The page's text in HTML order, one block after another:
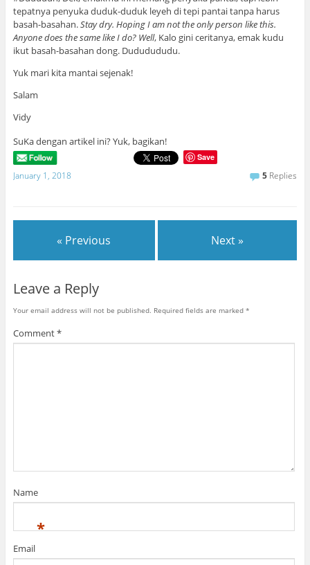
tepatnya penyuka duduk-duduk leyeh di tepi pantai tanpa harus
basah-basahan.Stay dry. Hoping I am not the only person like this.
Anyone does the same like I do? Well, Kalo gini ceritanya, emak kudu
ikut basah-basahan dong. Dududududu.
Yuk mari kita mantai sejenak!
Salam
Vidy
SuKa dengan artikel ini? Yuk, bagikan!
Save
January 1, 2018 5 Replies
« Previous Next »
Leave a Reply
Your email address will not be published. Required fields are marked *
Comment*
Name
*
Email